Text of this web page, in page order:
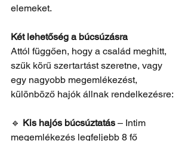
elemeket.
Két lehetőség a búcsúzásra
Attól függően, hogy a család meghitt,
szűk körű szertartást szeretne, vagy
egy nagyobb megemlékezést,
különböző hajók állnak rendelkezésre:
🔹 Kis hajós búcsúztatás – Intim
megemlékezés legfeljebb 8 fő